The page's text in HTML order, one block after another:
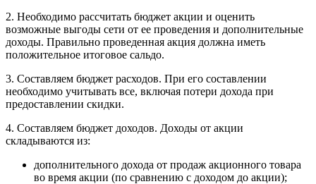
2. Необходимо рассчитать бюджет акции и оценить
возможные выгоды сети от ее проведения и дополнительные
доходы. Правильно проведенная акция должна иметь
положительное итоговое сальдо.
3. Составляем бюджет расходов. При его составлении
необходимо учитывать все, включая потери дохода при
предоставлении скидки.
4. Составляем бюджет доходов. Доходы от акции
складываются из:
дополнительного дохода от продаж акционного товара
во время акции (по сравнению с доходом до акции);